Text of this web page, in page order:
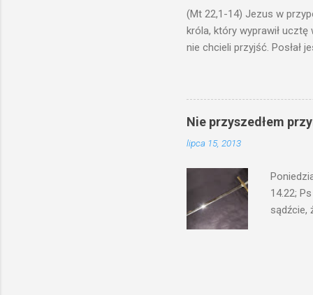
(Mt 22,1-14) Jezus w
króla, który wyprawił ucztę
nie chcieli przyjść. Posłał
swoje pole, drugi do
gniewem. Posłał swe
wprawdzie jest gotowa,
których spotkacie. Słudzy
biesiadnikami. Wszedł król,
Nie przyszedłem
lipca 15, 2013
14.22;
sądźcie,